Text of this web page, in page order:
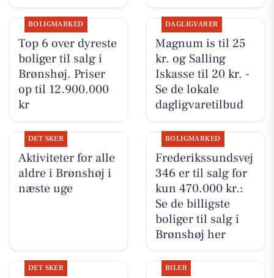
BOLIGMARKED
Top 6 over dyreste
boliger til salg i
Brønshøj. Priser
op til 12.900.000
kr
DAGLIGVARER
Magnum is til 25
kr. og Salling
Iskasse til 20 kr. -
Se de lokale
dagligvaretilbud
DET SKER
Aktiviteter for alle
aldre i Brønshøj i
næste uge
BOLIGMARKED
Frederikssundsvej
346 er til salg for
kun 470.000 kr.:
Se de billigste
boliger til salg i
Brønshøj her
DET SKER BILER